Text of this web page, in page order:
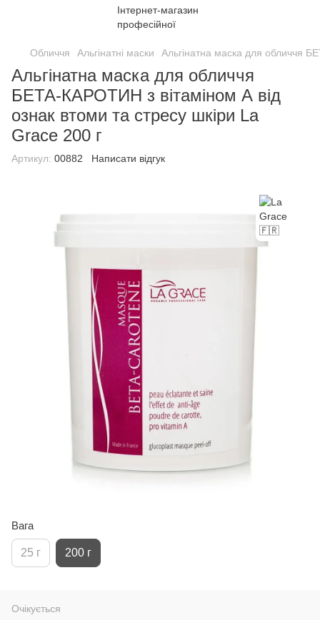
Обличчя Альгінатні маски Альгінатна маска для обличчя
Альгінатна маска для обличчя
БЕТА-КАРОТИН з вітаміном А від
ознак втоми та стресу шкіри La
Grace 200 г
Артикул: 00882 Написати відгук
Вага
25 г 200 г
Очікується